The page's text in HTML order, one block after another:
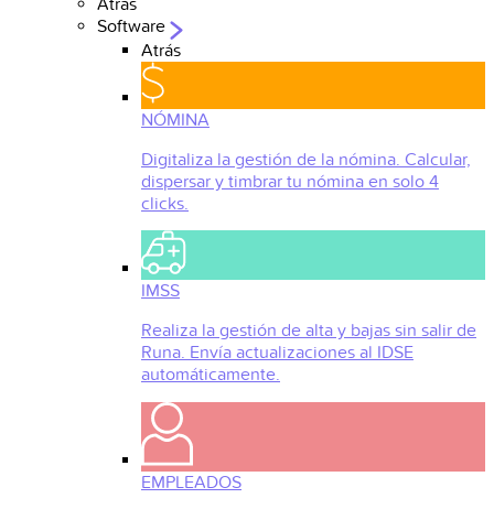
Atrás
Software
Atrás
NÓMINA
Digitaliza la gestión de la nómina. Calcular,
dispersar y timbrar tu nómina en solo 4
clicks.
IMSS
Realiza la gestión de alta y bajas sin salir de
Runa. Envía actualizaciones al IDSE
automáticamente.
EMPLEADOS